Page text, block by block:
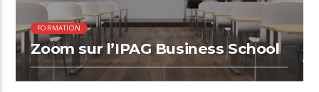
FORMATION
Zoom sur l’IPAG Business School